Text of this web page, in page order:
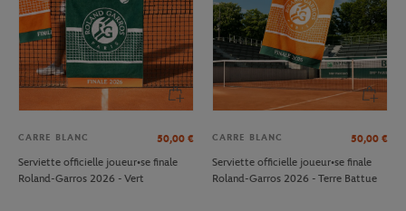
CARRE BLANC 50,00 €
Serviette officielle joueur•se finale
Roland-Garros 2026 - Vert
CARRE BLANC 50,00 €
Serviette officielle joueur•se finale
Roland-Garros 2026 - Terre Battue